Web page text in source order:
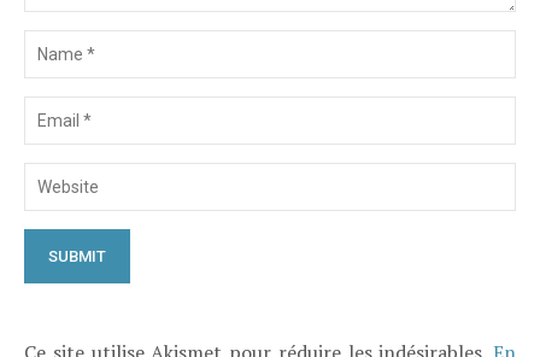
Ce site utilise Akismet pour réduire les indésirables. En